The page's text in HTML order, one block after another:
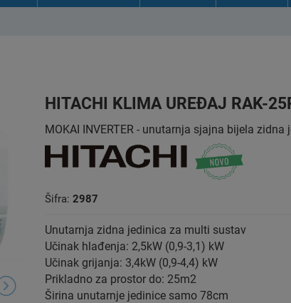
HITACHI KLIMA UREĐAJ RAK-
MOKAI INVERTER - unutarnja sjajna bijela
Šifra: 2987
Unutarnja zidna jedinica za multi sustav
Učinak hlađenja: 2,5kW (0,9-3,1) kW
Učinak grijanja: 3,4kW (0,9-4,4) kW
Prikladno za prostor do: 25m2
Širina unutarnje jedinice samo 78cm